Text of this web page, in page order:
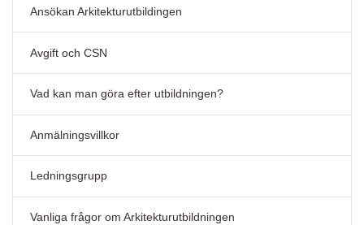
Ansökan Arkitekturutbildingen
Avgift och CSN
Vad kan man göra efter utbildningen?
Anmälningsvillkor
Ledningsgrupp
Vanliga frågor om Arkitekturutbildningen